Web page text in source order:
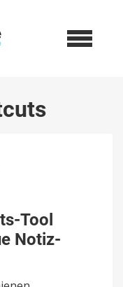
Tool
Notiz-